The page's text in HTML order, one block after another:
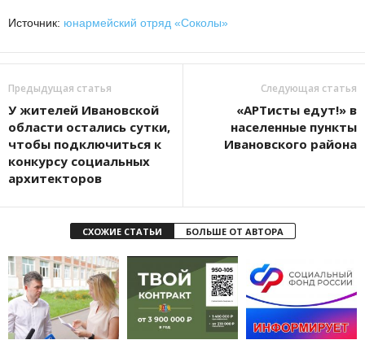
Источник: юнармейский отряд «Соколы»
Предыдущая статья
У жителей Ивановской
области остались сутки,
чтобы подключиться к
конкурсу социальных
архитекторов
Следующая статья
«АРТисты едут!» в
населенные пункты
Ивановского района
СХОЖИЕ СТАТЬИ БОЛЬШЕ ОТ АВТОРА